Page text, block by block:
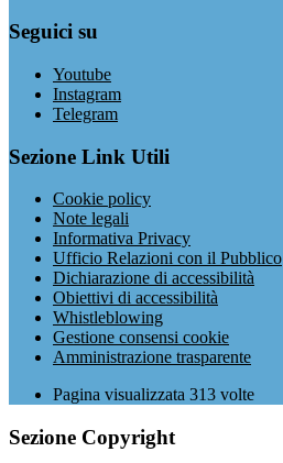
Seguici su
Youtube
Instagram
Telegram
Sezione Link Utili
Cookie policy
Note legali
Informativa Privacy
Ufficio Relazioni con il Pubblico
Dichiarazione di accessibilità
Obiettivi di accessibilità
Whistleblowing
Gestione consensi cookie
Amministrazione trasparente
Pagina visualizzata 313 volte
Sezione Copyright